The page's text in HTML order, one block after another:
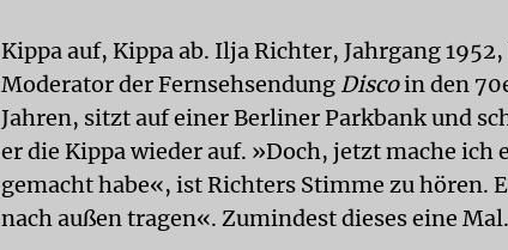
Kippa auf, Kippa ab. Ilja Richter, Jahrgang
Moderator der Fernsehsendung Discoin den
Jahren, sitzt auf einer Berliner Parkbank und
er die Kippa wieder auf. »Doch, jetzt mache ich
gemacht habe«, ist Richters Stimme zu hören.
nach außen tragen«. Zumindest dieses eine Mal.